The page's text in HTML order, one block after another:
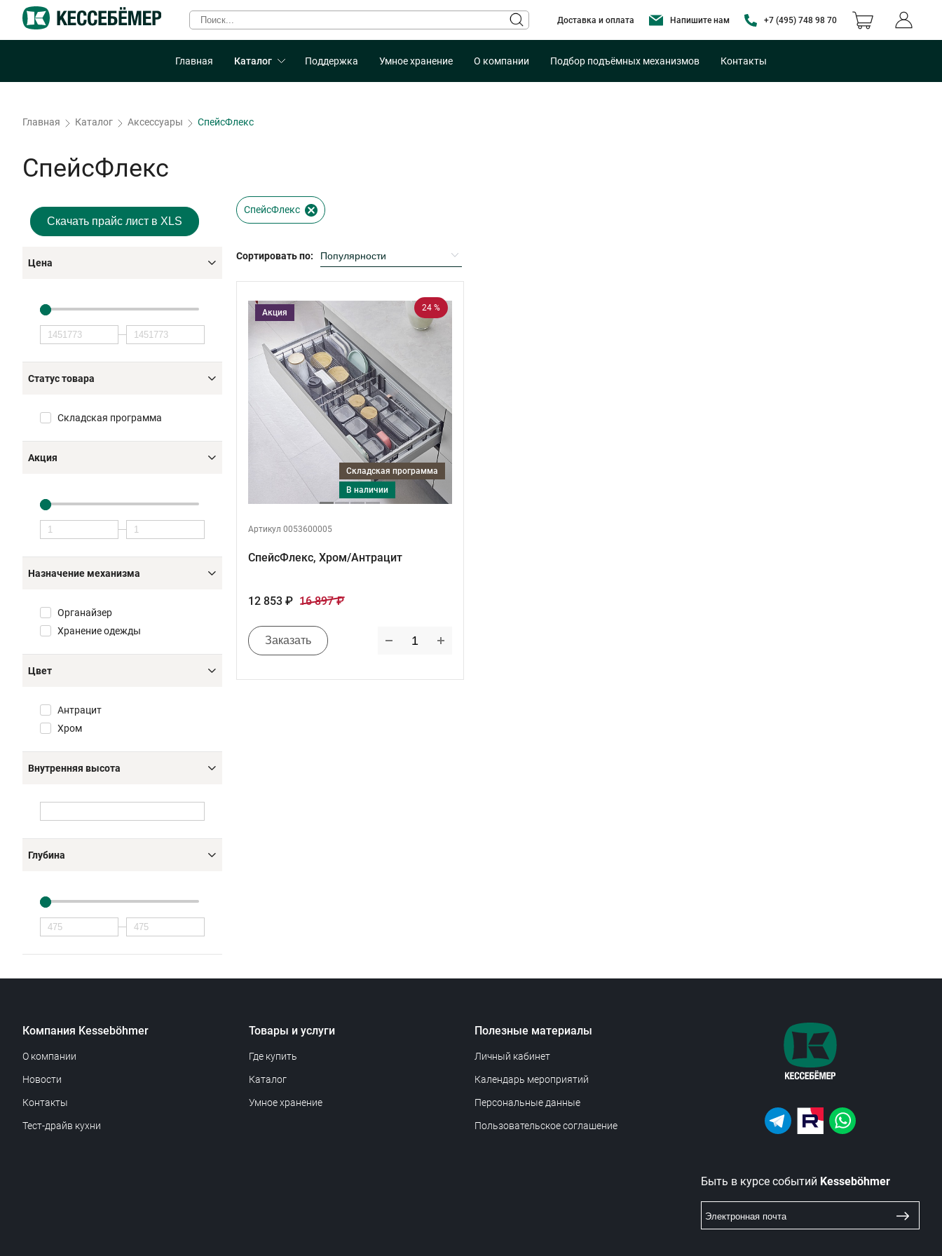
Доставка и оплата Напишите нам +7 (495) 748 98 70
Главная Каталог Поддержка Умное хранение О компании Подбор подъёмных механизмов Контакты
Главная Каталог Аксессуары СпейсФлекс
СпейсФлекс
Скачать прайс лист в XLS
Цена
Статус товара
Складская программа
Акция
Назначение механизма
Органайзер
Хранение одежды
Цвет
Антрацит
Хром
Внутренняя высота
Глубина
СпейсФлекс
Сортировать по:
24 %
Складская программа
в наличии
Акция
Артикул 0053600005
СпейсФлекс, Хром/Антрацит
12 853 ₽ 16 897 ₽
Заказать
Компания Kesseböhmer
О компании
Новости
Контакты
Тест-драйв кухни
Товары и услуги
Где купить
Каталог
Умное хранение
Полезные материалы
Личный кабинет
Календарь мероприятий
Персональные данные
Пользовательское соглашение
Быть в курсе событий Kesseböhmer